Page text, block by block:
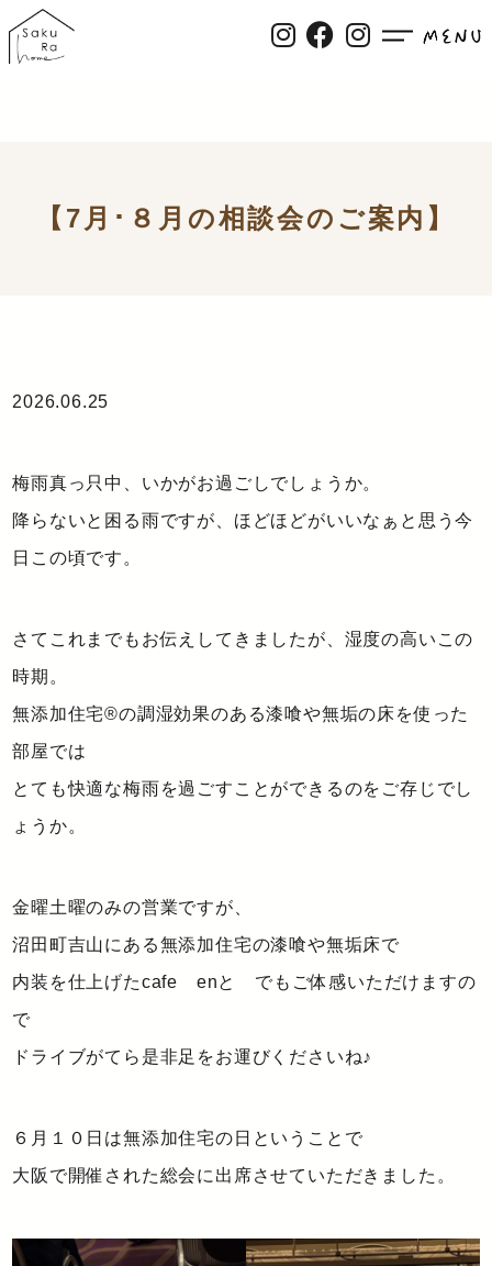
【7月･８月の相談会のご案内】
2026.06.25
梅雨真っ只中、いかがお過ごしでしょうか。
降らないと困る雨ですが、ほどほどがいいなぁと思う今
日この頃です。
さてこれまでもお伝えしてきましたが、湿度の高いこの
時期。
無添加住宅®の調湿効果のある漆喰や無垢の床を使った
部屋では
とても快適な梅雨を過ごすことができるのをご存じでし
ょうか。
金曜土曜のみの営業ですが、
沼田町吉山にある無添加住宅の漆喰や無垢床で
内装を仕上げたcafe enと でもご体感いただけますの
で
ドライブがてら是非足をお運びくださいね♪
６月１０日は無添加住宅の日ということで
大阪で開催された総会に出席させていただきました。